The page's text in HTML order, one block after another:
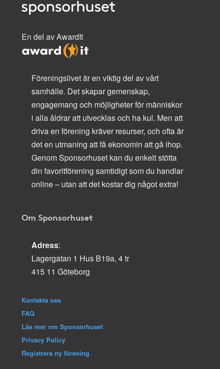
En del av AwardIt
Föreningslivet är en viktig del av vårt
samhälle. Det skapar gemenskap,
engagemang och möjligheter för människor
i alla åldrar att utvecklas och ha kul. Men att
driva en förening kräver resurser, och ofta är
det en utmaning att få ekonomin att gå ihop.
Genom Sponsorhuset kan du enkelt stötta
din favoritförening samtidigt som du handlar
online – utan att det kostar dig något extra!
Om Sponsorhuset
Adress:
Lagergatan 1 Hus B19a, 4 tr
415 11 Göteborg
Kontakta oss
FAQ
Läs mer om Sponsorhuset
Privacy Policy
Registrera ny förening